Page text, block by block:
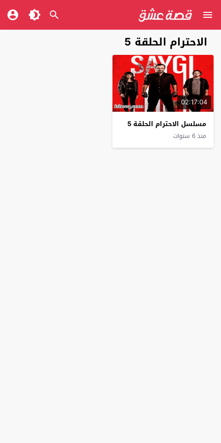
الاحترام الحلقة 5
02:17:04
مسلسل الاحترام الحلقة 5
منذ 6 سنوات